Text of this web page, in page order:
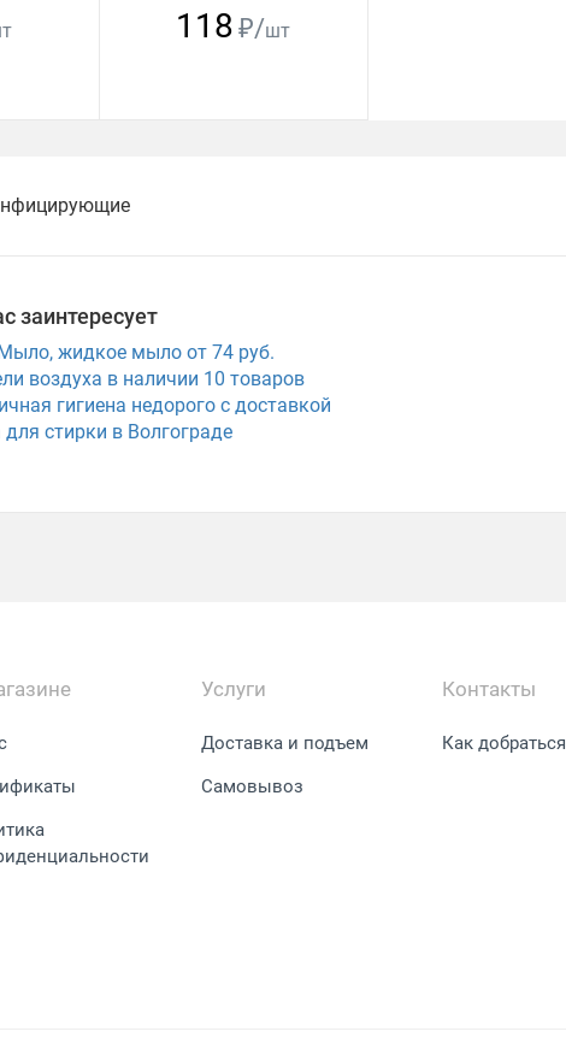
118 ₽/шт
заинтересует
жидкое мыло от 74 руб.
воздуха в наличии 10 товаров
гигиена недорого с доставкой
для стирки в Волгограде
Услуги
Доставка и подъем
Самовывоз
Контакты
Как добраться